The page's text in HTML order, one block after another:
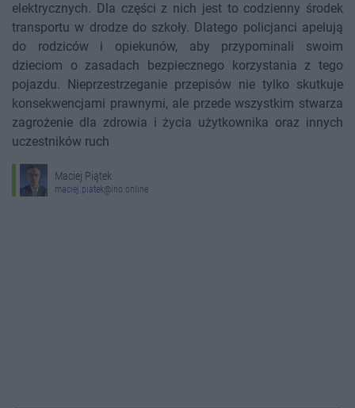
elektrycznych. Dla części z nich jest to codzienny środek
transportu w drodze do szkoły. Dlatego policjanci apelują
do rodziców i opiekunów, aby przypominali swoim
dzieciom o zasadach bezpiecznego korzystania z tego
pojazdu. Nieprzestrzeganie przepisów nie tylko skutkuje
konsekwencjami prawnymi, ale przede wszystkim stwarza
zagrożenie dla zdrowia i życia użytkownika oraz innych
uczestników ruch
Maciej Piątek
maciej.piatek@ino.online